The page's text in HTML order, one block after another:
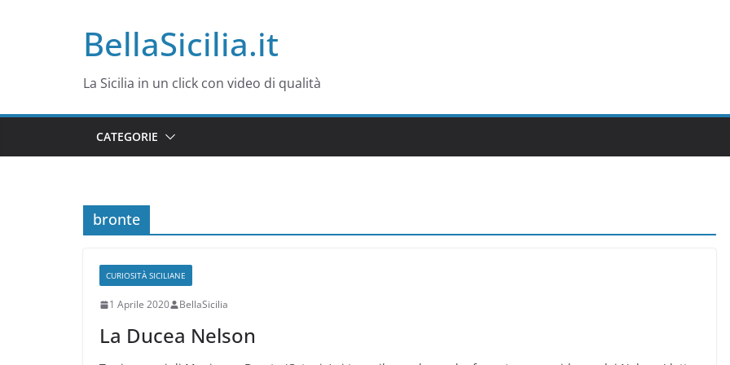
BellaSicilia.it
La Sicilia in un click con video di qualità
CATEGORIE
bronte
CURIOSITÀ SICILIANE
1 Aprile 2020 BellaSicilia
La Ducea Nelson